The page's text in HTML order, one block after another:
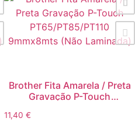
Brother Fita Amarela / Preta
Gravação P-Touch
9mmx8mts (Não Laminada)
11,40 €